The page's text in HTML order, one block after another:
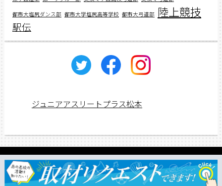
都市大塩尻ダンス部 都市大学塩尻高等学校 都市大弓道部 陸上競技
駅伝
ジュニアアスリートプラス松本